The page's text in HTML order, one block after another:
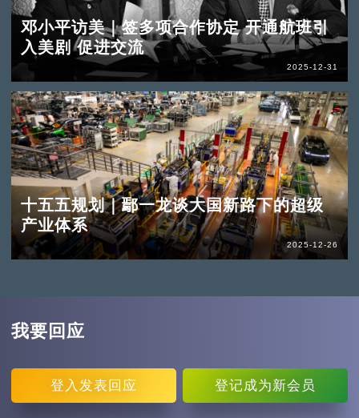
邓小平访美｜签多项合作协定 开通航班引
入美剧 促进交流
2025-12-31
十五五规划｜鄢一龙谈大国新路下的超级
产业体系
2025-12-26
我要回应
登入 发表回应 登记成为新会员